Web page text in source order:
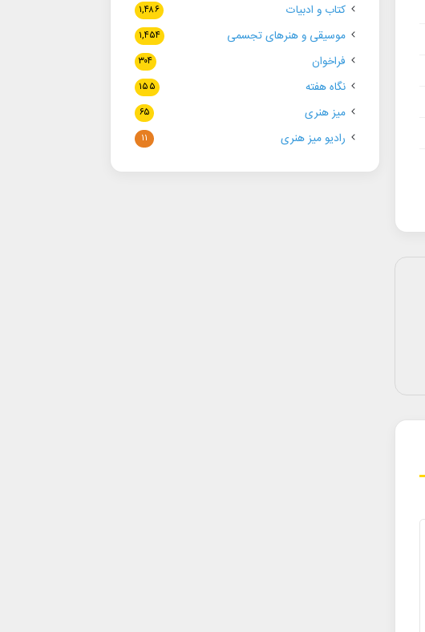
کتاب و ادبیات ۱,۴۸۶
موسیقی و هنرهای تجسمی ۱,۴۵۴
فراخوان ۳۰۴
نگاه هفته ۱۵۵
میز هنری ۶۵
رادیو میز هنری ۱۱